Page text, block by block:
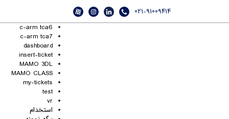
۰۲۱-۹۱۰۰۹۴۱۴
c-arm tca6
c-arm tca7
dashboard
insert-ticket
MAMO 3DL
MAMO CLASS
my-tickets
test
vr
استخدام
جهت کاربری صحیح، آسان و ایمن و نیز جلوگیری